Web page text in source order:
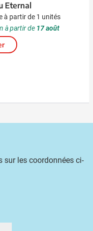
Eternal
à partir de 1 unités
à partir de 17 août
les coordonnées ci-